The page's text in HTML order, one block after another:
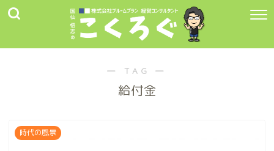
― TAG ―
給付金
時代の風景